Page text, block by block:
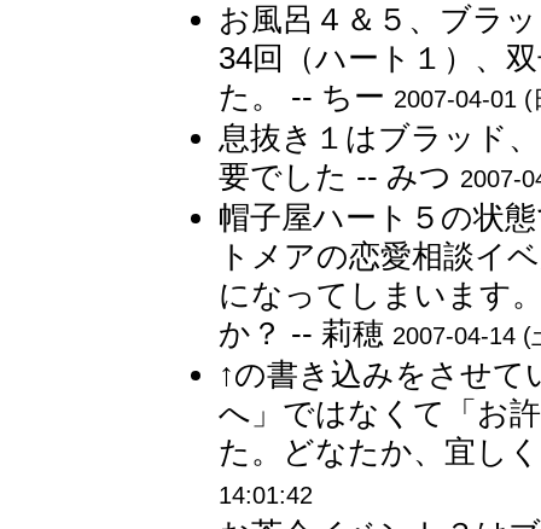
お風呂４＆５、ブラ
34回（ハート１）、
た。 -- ちー 2007-04-01 (
息抜き１はブラッド
要でした -- みつ 2007-
帽子屋ハート５の状
トメアの恋愛相談イ
になってしまいます
か？ -- 莉穂 2007-04-14 (
↑の書き込みをさせ
へ」ではなくて「お
た。どなたか、宜し
14:01:42